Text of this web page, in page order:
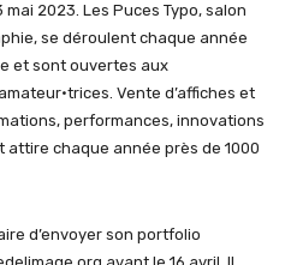
2023. Les Puces Typo, salon
se déroulent chaque année
et sont ouvertes aux
Vente d’affiches et
performances, innovations
attire chaque année près de 1000
d’envoyer son portfolio